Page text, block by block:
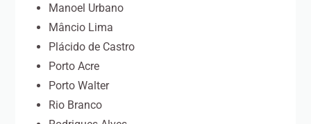
Manoel Urbano
Mâncio Lima
Plácido de Castro
Porto Acre
Porto Walter
Rio Branco